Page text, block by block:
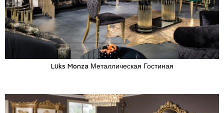
Lüks Monza Металлическая Гостиная